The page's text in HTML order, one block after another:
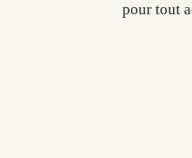
pour tout